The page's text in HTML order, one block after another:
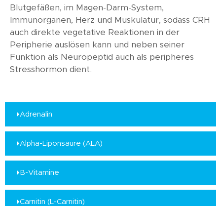
Adrenalin
Alpha-Liponsäure (ALA)
B-Vitamine
Carnitin (L-Carnitin)
Blutgefäßen, im Magen-Darm-System,
Immunorganen, Herz und Muskulatur, sodass CRH
auch direkte vegetative Reaktionen in der
Peripherie auslösen kann und neben seiner
Funktion als Neuropeptid auch als peripheres
Stresshormon dient.